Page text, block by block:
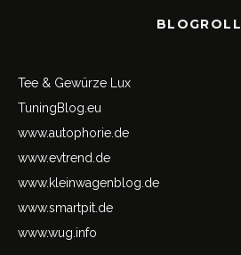
BLOGROLL
Tee & Gewürze Lux
TuningBlog.eu
www.autophorie.de
www.evtrend.de
www.kleinwagenblog.de
www.smartpit.de
www.wug.info